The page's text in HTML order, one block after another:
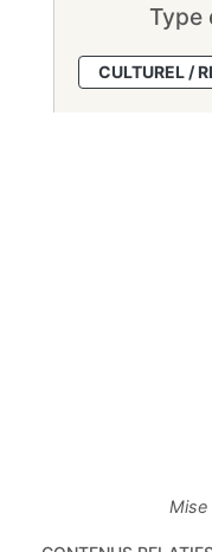
Type
CULTUREL /
Mise